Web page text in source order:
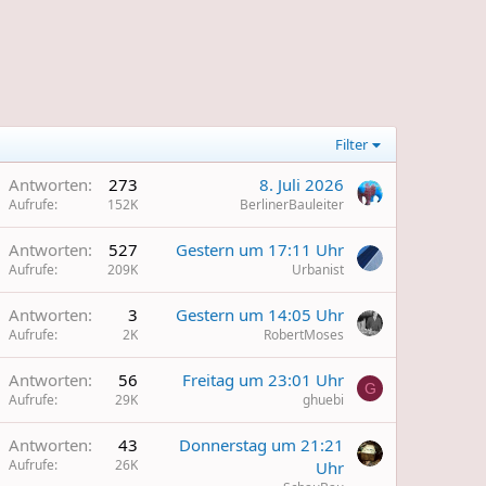
Filter
Antworten 273
Aufrufe 152K
8. Juli 2026
BerlinerBauleiter
Antworten 527
Aufrufe 209K
Gestern um 17:11 Uhr
Urbanist
Antworten 3
Aufrufe 2K
Gestern um 14:05 Uhr
RobertMoses
Antworten 56
Aufrufe 29K
Freitag um 23:01 Uhr
ghuebi
G
Antworten 43
Aufrufe 26K
Donnerstag um 21:21
Uhr